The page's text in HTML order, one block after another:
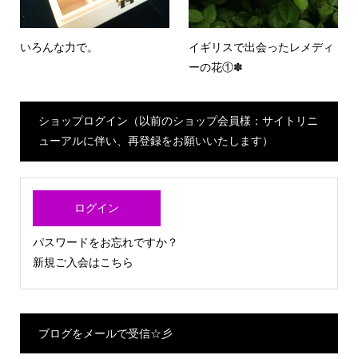
いろんな力で。
イギリスで出会ったレメディ
ーの花①✽
ショップログイン（以前のショップ会員様：サイトリニ
ューアルに伴い、再登録をお願いいたします）
ログイン
パスワードをお忘れですか？
新規ご入会はこちら
ブログをメールで受信☆彡